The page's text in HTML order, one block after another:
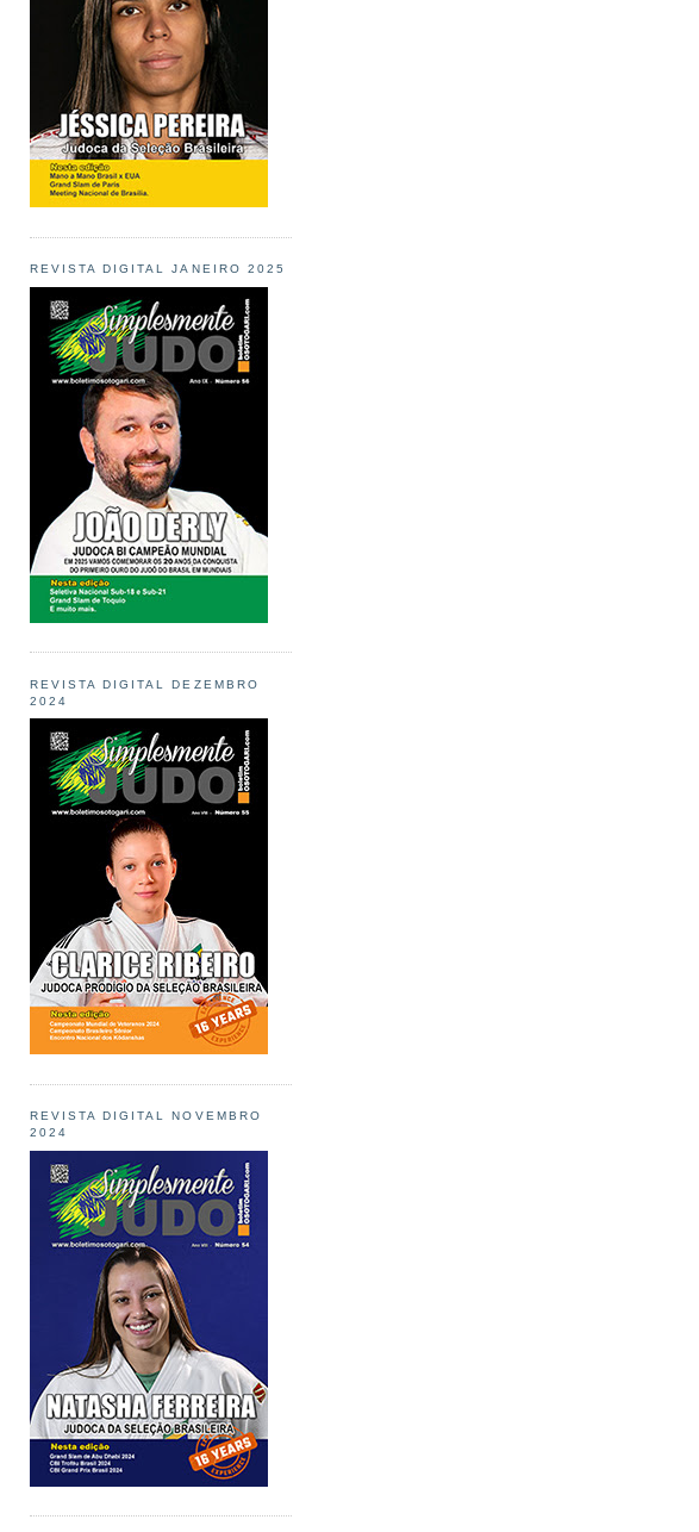
REVISTA DIGITAL JANEIRO 2025
REVISTA DIGITAL DEZEMBRO
2024
REVISTA DIGITAL NOVEMBRO
2024